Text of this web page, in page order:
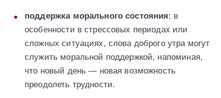
поддержка морального состояния: в
особенности в стрессовых периодах или
сложных ситуациях, слова доброго утра могут
служить моральной поддержкой, напоминая,
что новый день — новая возможность
преодолеть трудности.